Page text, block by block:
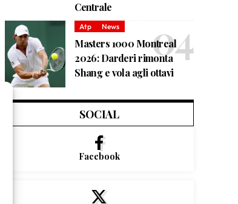
Centrale
Atp News
Masters 1000 Montreal
2026: Darderi rimonta
Shang e vola agli ottavi
SOCIAL
Facebook